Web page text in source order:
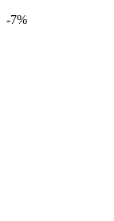
-7%